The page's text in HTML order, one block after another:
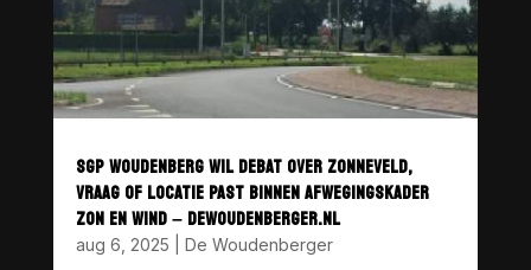
SGP WOUDENBERG WIL DEBAT OVER ZONNEVELD,
VRAAG OF LOCATIE PAST BINNEN AFWEGINGSKADER
ZON EN WIND – DEWOUDENBERGER.NL
aug 6, 2025
De Woudenberger